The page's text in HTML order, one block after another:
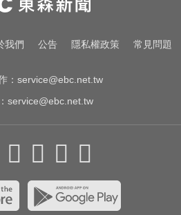
自己
流性侵！丟包公路秒
我們 公告 隱私權政策 常見問題
： service@ebc.net.tw
service@ebc.net.tw